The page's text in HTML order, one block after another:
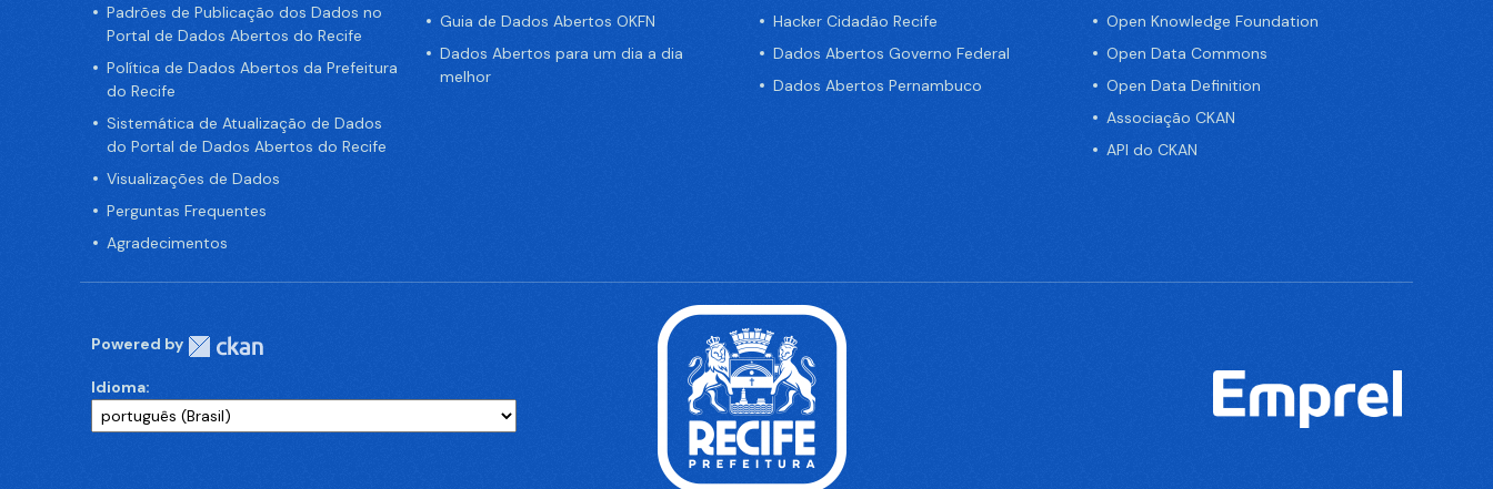
Padrões de Publicação dos Dados no
Portal de Dados Abertos do Recife
Política de Dados Abertos da Prefeitura
do Recife
Sistemática de Atualização de Dados
do Portal de Dados Abertos do Recife
Visualizações de Dados
Perguntas Frequentes
Agradecimentos
Guia de Dados Abertos OKFN
Dados Abertos para um dia a dia
melhor
Hacker Cidadão Recife
Dados Abertos Governo Federal
Dados Abertos Pernambuco
Open Knowledge Foundation
Open Data Commons
Open Data Definition
Associação CKAN
API do CKAN
Powered by
Idioma